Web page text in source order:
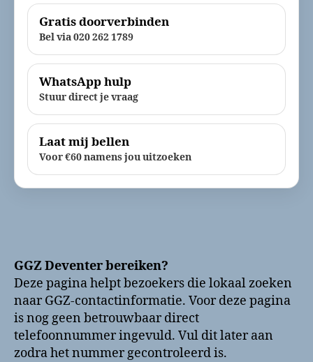
Gratis doorverbinden
Bel via 020 262 1789
WhatsApp hulp
Stuur direct je vraag
Laat mij bellen
Voor €60 namens jou uitzoeken
GGZ Deventer bereiken?
Deze pagina helpt bezoekers die lokaal zoeken
naar GGZ-contactinformatie. Voor deze pagina
is nog geen betrouwbaar direct
telefoonnummer ingevuld. Vul dit later aan
zodra het nummer gecontroleerd is.